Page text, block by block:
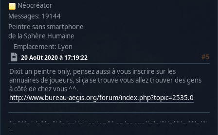
Néocréator
Messages: 19144
Peintre sans smartphone
de la Sphère Humaine
Emplacement: Lyon
20 Août 2020 à 17:19:22
#5
Dixit un peintre only, pensez aussi à vous inscrire sur les
annuaires de joueurs, si ça se trouve vous allez trouver des gens
à côté de chez vous ^^.
http://www.bureau-aegis.org/forum/index.php?topic=2535.0
···− ·· ···− · ·−·· ·− ··· ··− ·−−· ·−· · −− ·− − ·· · −− ·−− −−− ··− ·− ···· ·− ···· ·− ···· ·− ····
·−